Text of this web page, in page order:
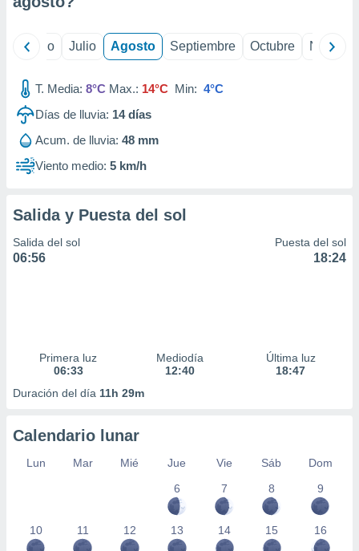
mediante
publicidad
publicidad
1199
Junio Julio Agosto Septiembre Octubre
T. Media: 8°C Max.: 14°C Min: 4°C
Días de lluvia: 14días
Acum. de lluvia: 48 mm
Viento medio: 5 km/h
Salida y Puesta del sol
Salida del sol
06:56
Puesta del sol
18:24
Primera luz
06:33
Mediodía
12:40
Última luz
18:47
Duración del día 11h 29m
Calendario lunar
Lun Mar Mié Jue Vie Sáb
Dom
6
7 8 9
10 11 12 13 14 15 16